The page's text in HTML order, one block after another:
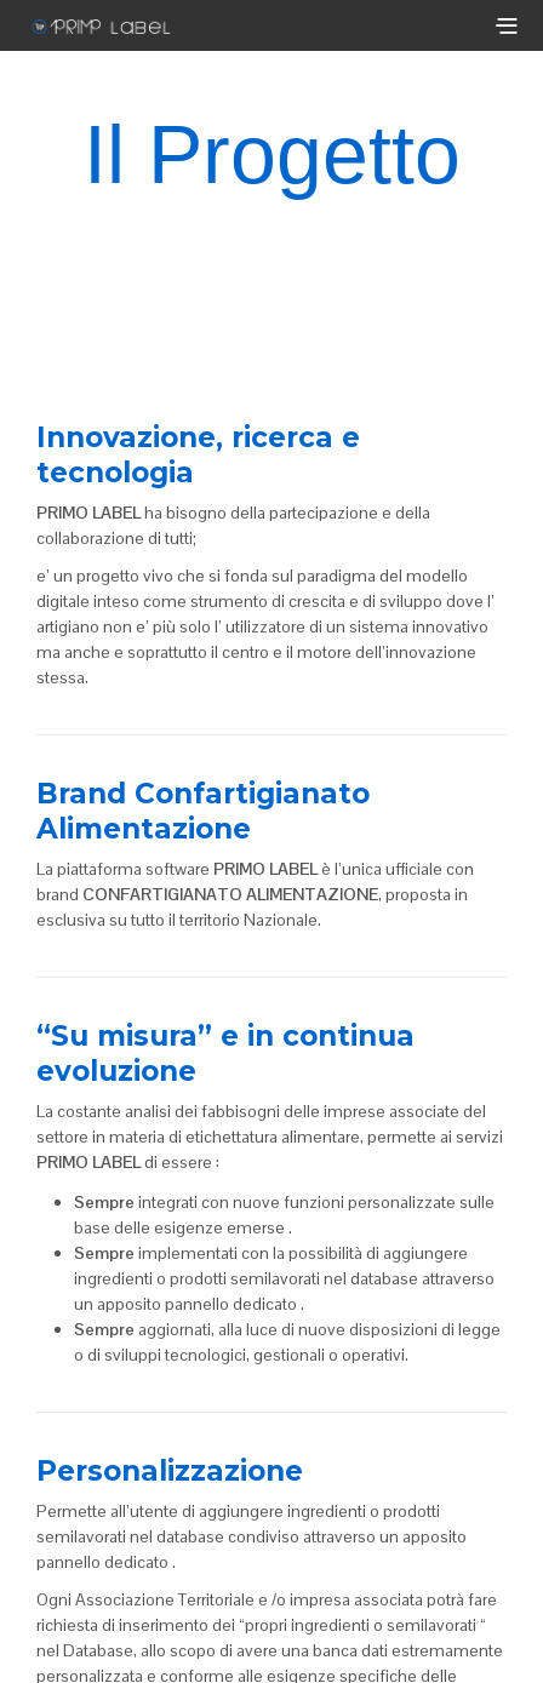
Il Progetto
Innovazione, ricerca e
tecnologia
PRIMO LABELha bisogno della partecipazione e della
collaborazione di tutti;
e’ un progetto vivo che si fonda sul paradigma del modello
digitale inteso come strumento di crescita e di sviluppo dove l’
artigiano non e’ più solo l’ utilizzatore di un sistema innovativo
ma anche e soprattutto il centro e il motore dell’innovazione
stessa.
Brand Confartigianato
Alimentazione
La piattaforma software PRIMO LABELè l’unica ufficiale con
brand CONFARTIGIANATO ALIMENTAZIONE, proposta in
esclusiva su tutto il territorio Nazionale.
“Su misura” e in continua
evoluzione
La costante analisi dei fabbisogni delle imprese associate del
settore in materia di etichettatura alimentare, permette ai servizi
PRIMO LABELdi essere :
Sempre integrati con nuove funzioni personalizzate sulle
base delle esigenze emerse .
Sempre implementati con la possibilità di aggiungere
ingredienti o prodotti semilavorati nel database attraverso
un apposito pannello dedicato .
Sempre aggiornati, alla luce di nuove disposizioni di legge
o di sviluppi tecnologici, gestionali o operativi.
Personalizzazione
Permette all’utente di aggiungere ingredienti o prodotti
semilavorati nel database condiviso attraverso un apposito
pannello dedicato .
Ogni Associazione Territoriale e /o impresa associata potrà fare
richiesta di inserimento dei “propri ingredienti o semilavorati “
nel Database, allo scopo di avere una banca dati estremamente
personalizzata e conforme alle esigenze specifiche delle